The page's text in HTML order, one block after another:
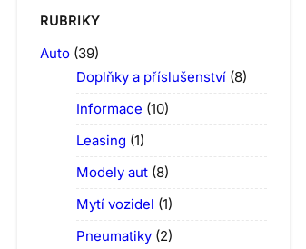
RUBRIKY
Auto (39)
Doplňky a příslušenství (8)
Informace (10)
Leasing (1)
Modely aut (8)
Mytí vozidel (1)
Pneumatiky (2)